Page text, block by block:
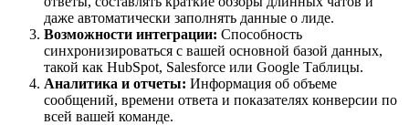
даже автоматически заполнять данные о лиде.
Возможности интеграции: Способность
синхронизироваться с вашей основной базой данных,
такой как HubSpot, Salesforce или Google Таблицы.
Аналитика и отчеты: Информация об объеме
сообщений, времени ответа и показателях конверсии по
всей вашей команде.